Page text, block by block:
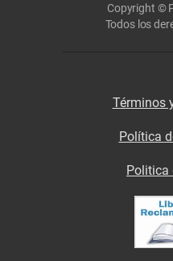
Copyright ©
Todos los
Términos
Política
Politica